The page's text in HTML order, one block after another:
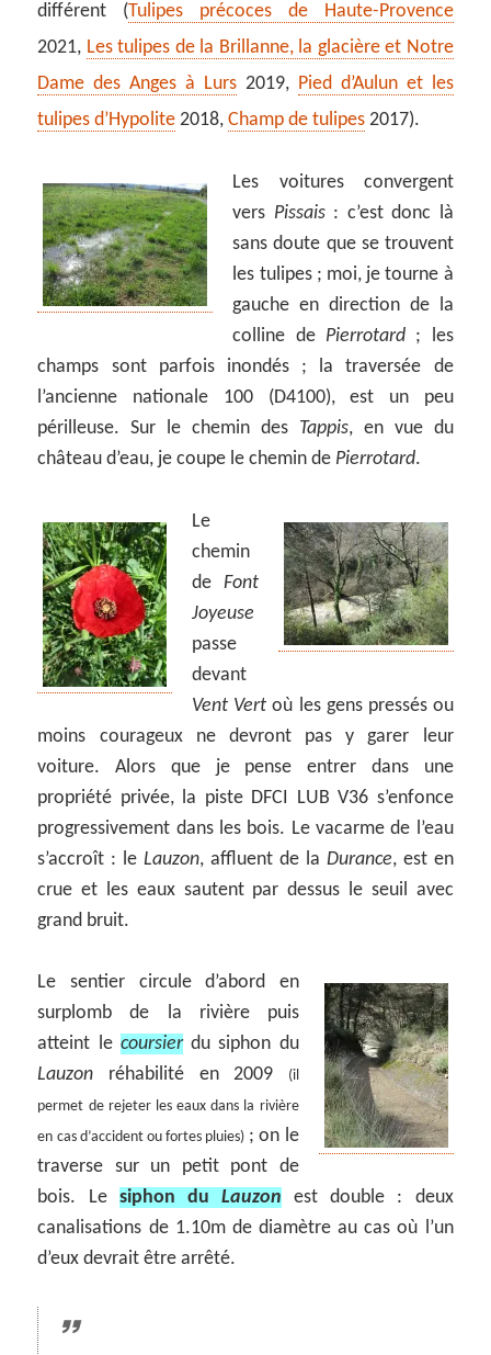
différent (Tulipes précoces de Haute-Provence
2021, Les tulipes de la Brillanne, la glacière et Notre
Dame des Anges à Lurs 2019, Pied d’Aulun et les
tulipes d’Hypolite 2018,Champ de tulipes 2017).
Les voitures convergent
vers Pissais: c’est donc là
sans doute que se trouvent
les tulipes ; moi, je tourne à
gauche en direction de la
colline de Pierrotard ; les
champs sont parfois inondés ; la traversée de
l’ancienne nationale 100 (D4100), est un peu
périlleuse. Sur le chemin des Tappis, en vue du
château d’eau, je coupe le chemin de Pierrotard.
Le
chemin
de Font
Joyeuse
passe
devant
Vent Vert où les gens pressés ou
moins courageux ne devront pas y garer leur
voiture. Alors que je pense entrer dans une
propriété privée, la piste DFCI LUB V36 s’enfonce
progressivement dans les bois. Le vacarme de l’eau
s’accroît : leLauzon, affluent de la Durance, est en
crue et les eaux sautent par dessus le seuil avec
grand bruit.
Le sentier circule d’abord en
surplomb de la rivière puis
atteint le coursier du siphon du
Lauzon réhabilité en 2009
(il
permet de rejeter les eaux dans la rivière
en cas d’accident ou fortes pluies) ; on le
traverse sur un petit pont de
bois. Le siphon duLauzon est double : deux
canalisations de 1.10m de diamètre au cas où l’un
d’eux devrait être arrêté.